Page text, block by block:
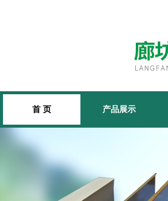
首 页 产品展示